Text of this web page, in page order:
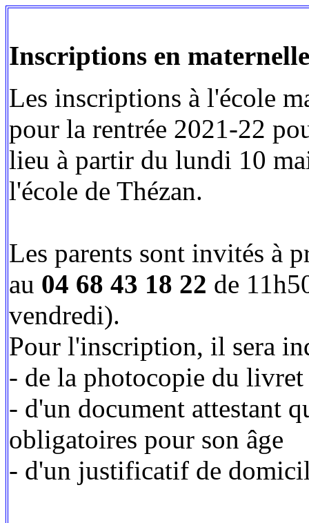
Inscriptions en maternelle
Les inscriptions à l'école
pour la rentrée 2021-22
lieu à partir du lundi 10
l'école de Thézan.
Les parents sont invités à
au 04 68 43 18 22 de
vendredi).
Pour l'inscription, il sera
- de la photocopie du
- d'un document attestant
obligatoires pour son âge
- d'un justificatif de